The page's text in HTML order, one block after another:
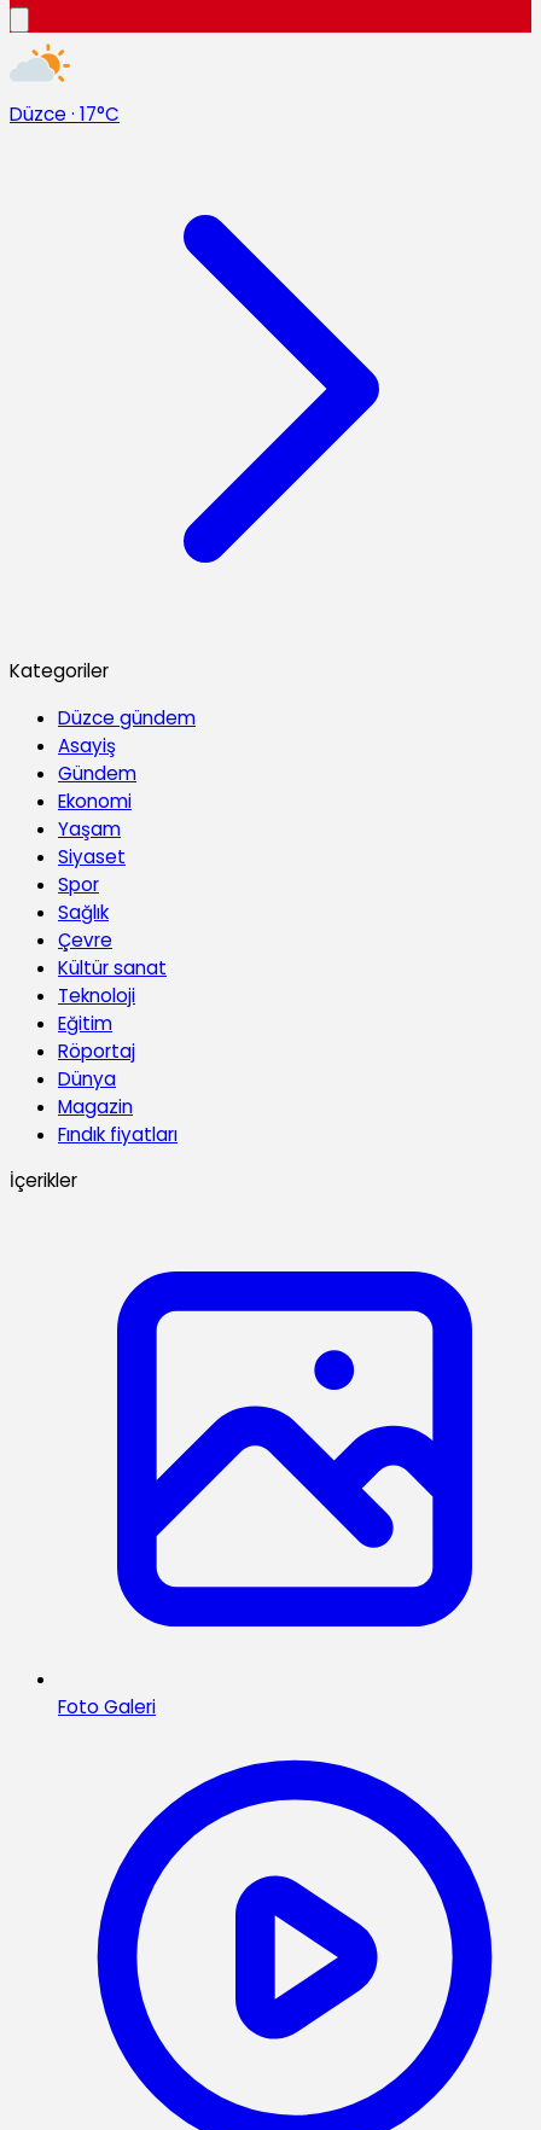
Düzce · 17°C
Kategoriler
Düzce gündem
Asayiş
Gündem
Ekonomi
Yaşam
Siyaset
Spor
Sağlık
Çevre
Kültür sanat
Teknoloji
Eğitim
Röportaj
Dünya
Magazin
Fındık fiyatları
İçerikler
Foto Galeri